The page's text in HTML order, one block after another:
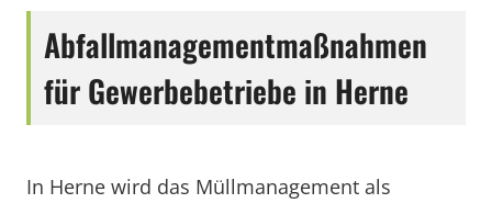
Abfallmanagementmaßnahmen
für Gewerbebetriebe in Herne
In Herne wird das Müllmanagement als